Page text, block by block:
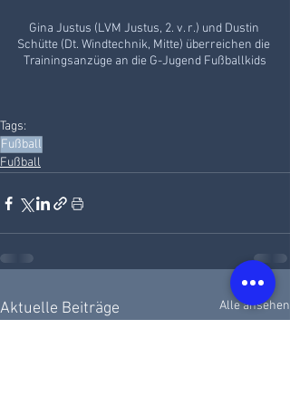
Gina Justus (LVM Justus, 2. v. r.) und Dustin
Schütte (Dt. Windtechnik, Mitte) überreichen die
Trainingsanzüge an die G-Jugend Fußballkids
Tags:
Fußball
Fußball
Aktuelle Beiträge Alle ansehen